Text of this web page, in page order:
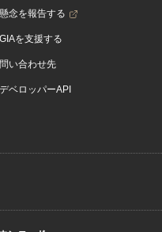
懸念を報告する
GIAを支援する
問い合わせ先
デベロッパーAPI